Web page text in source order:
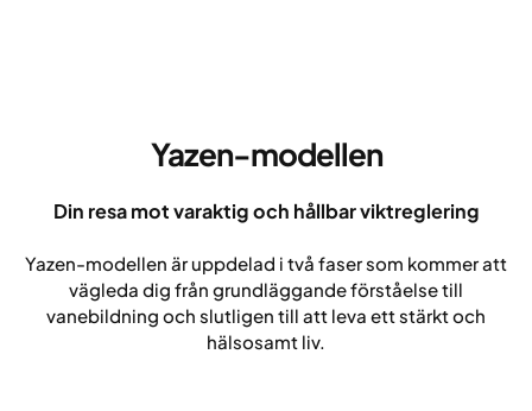
Yazen-modellen
Din resa mot varaktig och hållbar viktreglering
Yazen-modellen är uppdelad i två faser som kommer att
vägleda dig från grundläggande förståelse till
vanebildning och slutligen till att leva ett stärkt och
hälsosamt liv.